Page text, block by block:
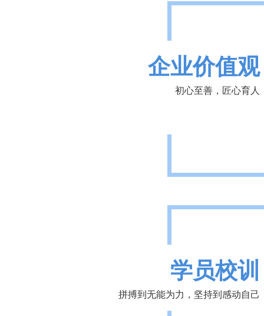
企业价值观
初心至善，匠心育人
学员校训
拼搏到无能为力，坚持到感动自己